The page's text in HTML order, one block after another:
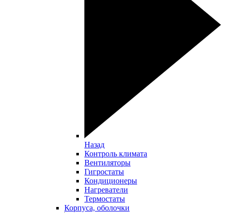
Назад
Контроль климата
Вентиляторы
Гигростаты
Кондиционеры
Нагреватели
Термостаты
Корпуса, оболочки